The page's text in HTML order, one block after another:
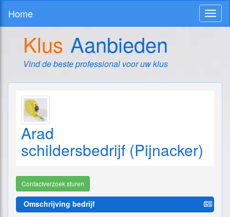
Home
Klus Aanbieden
Vind de beste professional voor uw klus
Arad
schildersbedrijf (Pijnacker)
Contactverzoek sturen
Omschrijving bedrijf